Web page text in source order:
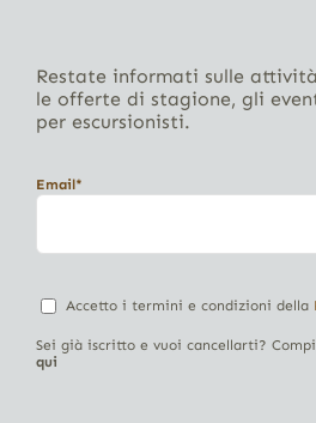
Restate informati sulle
le offerte di stagione, gli
per escursionisti.
Email*
Accetto i termini e condizioni della
Sei già iscritto e vuoi cancellarti?
qui